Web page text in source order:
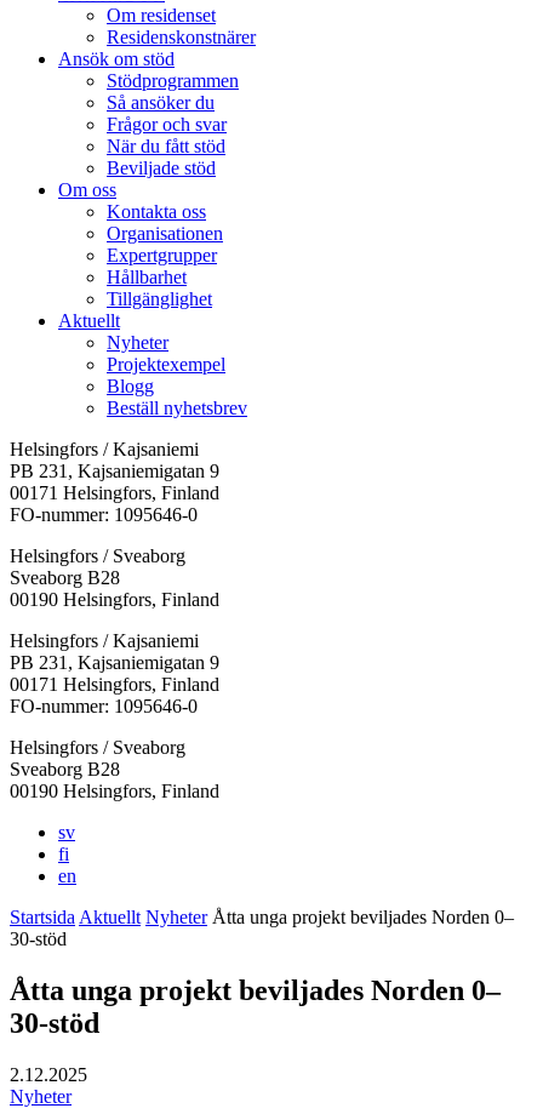
Om residenset
Residenskonstnärer
Ansök om stöd
Stödprogrammen
Så ansöker du
Frågor och svar
När du fått stöd
Beviljade stöd
Om oss
Kontakta oss
Organisationen
Expertgrupper
Hållbarhet
Tillgänglighet
Aktuellt
Nyheter
Projektexempel
Blogg
Beställ nyhetsbrev
Helsingfors / Kajsaniemi
PB 231, Kajsaniemigatan 9
00171 Helsingfors, Finland
FO-nummer: 1095646-0
Helsingfors / Sveaborg
Sveaborg B28
00190 Helsingfors, Finland
Facebook:
Öppnas
i
en
flik
Instagram:
Öppnas
i
en
flik
TikTok:
Öppnas
i
en
flik
Youtube:
Öppnas
i
en
flik
Vimeo:
Öppnas
i
en
flik
Helsingfors / Kajsaniemi
PB 231, Kajsaniemigatan 9
00171 Helsingfors, Finland
FO-nummer: 1095646-0
Helsingfors / Sveaborg
Sveaborg B28
00190 Helsingfors, Finland
sv
fi
en
Startsida Aktuellt Nyheter Åtta unga projekt beviljades Norden 0–
30-stöd
Åtta unga projekt beviljades Norden 0–
30-stöd
2.12.2025
Nyheter